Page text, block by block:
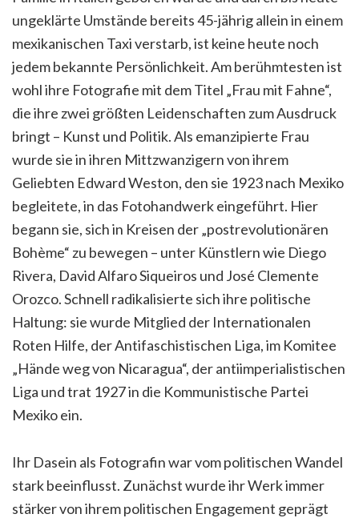
ungeklärte Umstände bereits 45-jährig allein in einem
mexikanischen Taxi verstarb, ist keine heute noch
jedem bekannte Persönlichkeit. Am berühmtesten ist
wohl ihre Fotografie mit dem Titel „Frau mit Fahne“,
die ihre zwei größten Leidenschaften zum Ausdruck
bringt – Kunst und Politik. Als emanzipierte Frau
wurde sie in ihren Mittzwanzigern von ihrem
Geliebten Edward Weston, den sie 1923 nach Mexiko
begleitete, in das Fotohandwerk eingeführt. Hier
begann sie, sich in Kreisen der „postrevolutionären
Bohème“ zu bewegen – unter Künstlern wie Diego
Rivera, David Alfaro Siqueiros und José Clemente
Orozco. Schnell radikalisierte sich ihre politische
Haltung: sie wurde Mitglied der Internationalen
Roten Hilfe, der Antifaschistischen Liga, im Komitee
„Hände weg von Nicaragua“, der antiimperialistischen
Liga und trat 1927 in die Kommunistische Partei
Mexiko ein.
Ihr Dasein als Fotografin war vom politischen Wandel
stark beeinflusst. Zunächst wurde ihr Werk immer
stärker von ihrem politischen Engagement geprägt